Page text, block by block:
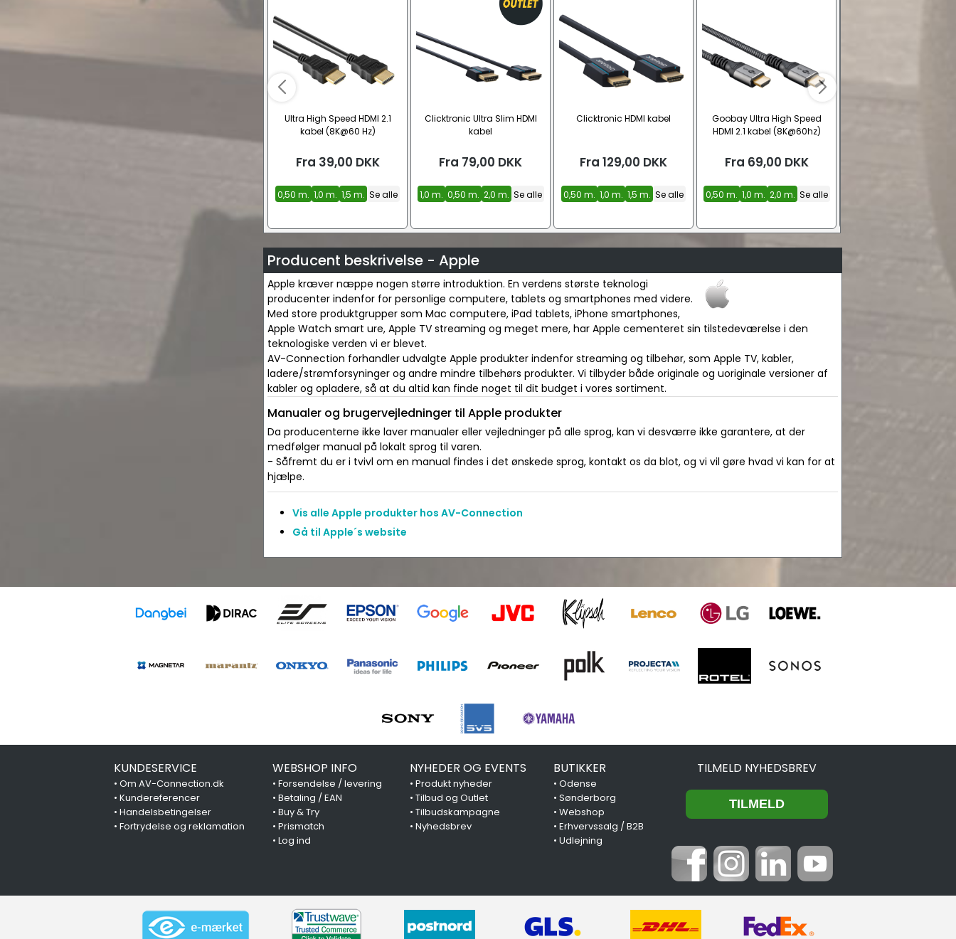
Ultra High Speed HDMI 2.1
kabel (8K@60 Hz)
Fra 39,00 DKK
0,50 m. 1,0 m. 1,5 m. Se alle
Clicktronic Ultra Slim HDMI
kabel
Fra 79,00 DKK
1,0 m. 0,50 m. 2,0 m. Se alle
Clicktronic HDMI kabel
Fra 129,00 DKK
0,50 m. 1,0 m. 1,5 m. Se alle
Goobay Ultra High Speed
HDMI 2.1 kabel (8K@60hz)
Fra 69,00 DKK
0,50 m. 1,0 m. 2,0 m. Se alle
Producent beskrivelse - Apple
Apple kræver næppe nogen større introduktion. En verdens største teknologi
producenter indenfor for personlige computere, tablets og smartphones med videre.
Med store produktgrupper som Mac computere, iPad tablets, iPhone smartphones,
Apple Watch smart ure, Apple TV streaming og meget mere, har Apple cementeret sin tilstedeværelse i den
teknologiske verden vi er blevet.
AV-Connection forhandler udvalgte Apple produkter indenfor streaming og tilbehør, som Apple TV, kabler,
ladere/strømforsyninger og andre mindre tilbehørs produkter. Vi tilbyder både originale og uoriginale versioner af
kabler og opladere, så at du altid kan finde noget til dit budget i vores sortiment.
Manualer og brugervejledninger til Apple produkter
Da producenterne ikke laver manualer eller vejledninger på alle sprog, kan vi desværre ikke garantere, at der
medfølger manual på lokalt sprog til varen.
- Såfremt du er i tvivl om en manual findes i det ønskede sprog, kontakt os da blot, og vi vil gøre hvad vi kan for at
hjælpe.
Vis alle Apple produkter hos AV-Connection
Gå til Apple´s website
KUNDESERVICE
• Om AV-Connection.dk
• Kundereferencer
• Handelsbetingelser
• Fortrydelse og reklamation
WEBSHOP INFO
• Forsendelse / levering
• Betaling / EAN
• Buy & Try
• Prismatch
• Log ind
NYHEDER OG EVENTS
• Produkt nyheder
• Tilbud og Outlet
• Tilbudskampagne
• Nyhedsbrev
BUTIKKER
•Odense
•Sønderborg
•Webshop
•Erhvervssalg / B2B
•Udlejning
TILMELD NYHEDSBREV